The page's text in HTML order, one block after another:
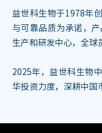
益世科生物于1978年
与可靠品质为承诺，
生产和研发中心，全球
2025年，益世科生物
华投资力度，深耕中国